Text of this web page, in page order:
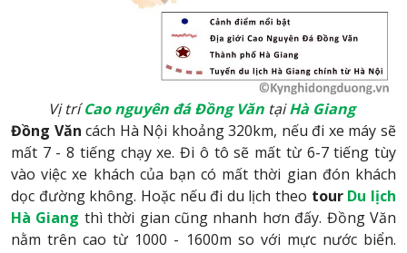
Vị tríCao nguyên đá Đồng Văn tạiHà Giang
Đồng Văn cách Hà Nội khoảng 320km, nếu đi xe máy sẽ
mất 7 - 8 tiếng chạy xe. Đi ô tô sẽ mất từ 6-7 tiếng tùy
vào việc xe khách của bạn có mất thời gian đón khách
dọc đường không. Hoặc nếu đi du lịch theo tour Du lịch
Hà Giang thì thời gian cũng nhanh hơn đấy. Đồng Văn
nằm trên cao từ 1000 - 1600m so với mực nước biển.